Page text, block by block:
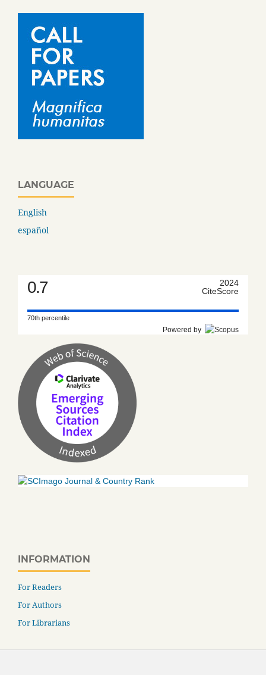
LANGUAGE
English
español
0.7
2024
CiteScore
70th percentile
Powered by
INFORMATION
For Readers
For Authors
For Librarians